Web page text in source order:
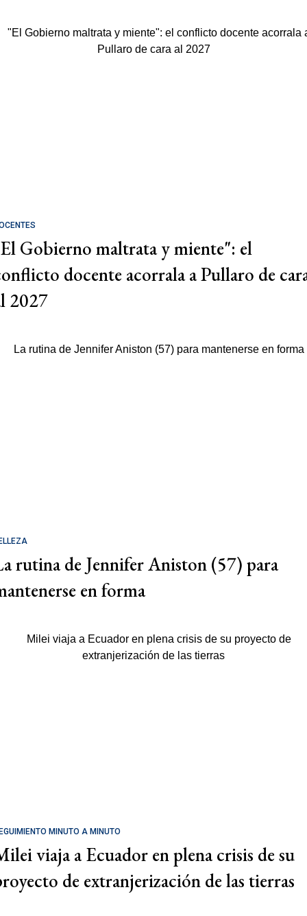
Gobierno maltrata y miente": el
docente acorrala a Pullaro de
2027
rutina de Jennifer Aniston (57) para
en forma
MINUTO A MINUTO
viaja a Ecuador en plena crisis de su
de extranjerización de las tierras